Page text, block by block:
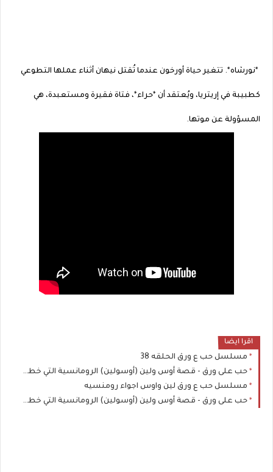
*نورشاه*. تتغير حياة أورخون عندما تُقتل نيهان أثناء عملها التطوعي
كطبيبة في إريتريا، ويُعتقد أن *حراء*، فتاة فقيرة ومستعبدة، هي
المسؤولة عن موتها.
اقرا ايضا
مسلسل حب ع ورق الحلقه 38
حب على ورق - قصة أوس ولين (أوسولين) الرومانسية التي خطفت القلوب
مسلسل حب ع ورق لين واوس اجواء رومنسيه
حب على ورق - قصة أوس ولين (أوسولين) الرومانسية التي خطفت القلوب